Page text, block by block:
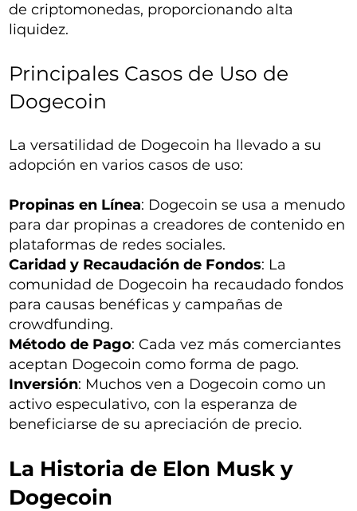
de criptomonedas, proporcionando alta
liquidez.
Principales Casos de Uso de
Dogecoin
La versatilidad de Dogecoin ha llevado a su
adopción en varios casos de uso:
Propinas en Línea: Dogecoin se usa a menudo
para dar propinas a creadores de contenido en
plataformas de redes sociales.
Caridad y Recaudación de Fondos: La
comunidad de Dogecoin ha recaudado fondos
para causas benéficas y campañas de
crowdfunding.
Método de Pago: Cada vez más comerciantes
aceptan Dogecoin como forma de pago.
Inversión: Muchos ven a Dogecoin como un
activo especulativo, con la esperanza de
beneficiarse de su apreciación de precio.
La Historia de Elon Musk y
Dogecoin